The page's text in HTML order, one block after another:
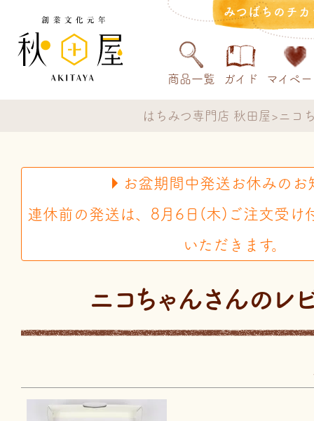
みつばちのチ
商品一覧 ガイド マイペ
はちみつ専門店 秋田屋 ニコ
お盆期間中発送お休みのお
連休前の発送は、8月6日(木)ご注文受け
いただきます。
ニコちゃんさんのレ